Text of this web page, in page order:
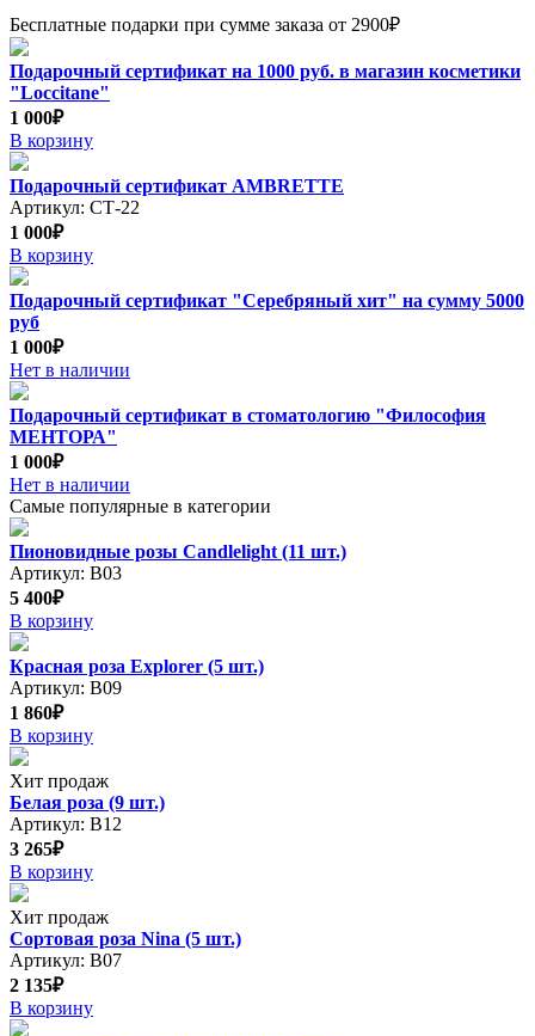
Бесплатные подарки при сумме заказа от 2900₽
Подарочный сертификат на 1000 руб. в магазин косметики
"Loccitane"
1 000₽
В корзину
Подарочный сертификат AMBRETTE
Артикул: СТ-22
1 000₽
В корзину
Подарочный сертификат "Серебряный хит" на сумму 5000
руб
1 000₽
Нет в наличии
Подарочный сертификат в стоматологию "Философия
МЕНТОРА"
1 000₽
Нет в наличии
Самые популярные в категории
Пионовидные розы Candlelight (11 шт.)
Артикул: В03
5 400₽
В корзину
Красная роза Explorer (5 шт.)
Артикул: В09
1 860₽
В корзину
Хит продаж
Белая роза (9 шт.)
Артикул: В12
3 265₽
В корзину
Хит продаж
Сортовая роза Nina (5 шт.)
Артикул: В07
2 135₽
В корзину